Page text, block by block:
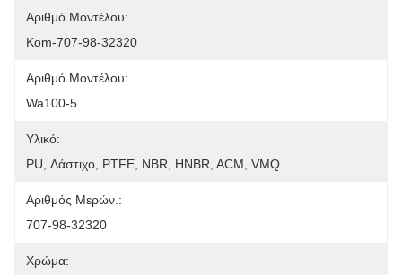
Αριθμό Μοντέλου:
Kom-707-98-32320
Αριθμό Μοντέλου:
Wa100-5
Υλικό:
PU, Λάστιχο, PTFE, NBR, HNBR, ACM, VMQ
Αριθμός Μερών.:
707-98-32320
Χρώμα: